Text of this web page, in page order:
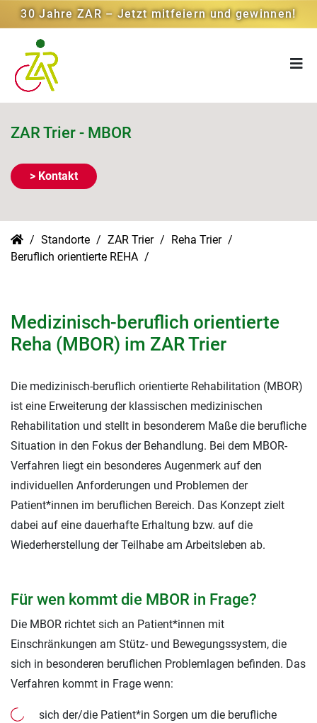
30 Jahre ZAR – Jetzt mitfeiern und gewinnen!
ZAR Trier - MBOR
> Kontakt
Standorte ZAR Trier
Reha Trier
Beruflich orientierte REHA
Medizinisch-beruflich orientierte
Reha (MBOR) im ZAR Trier
Die medizinisch-beruflich orientierte Rehabilitation (MBOR)
ist eine Erweiterung der klassischen medizinischen
Rehabilitation und stellt in besonderem Maße die berufliche
Situation in den Fokus der Behandlung. Bei dem MBOR-
Verfahren liegt ein besonderes Augenmerk auf den
individuellen Anforderungen und Problemen der
Patient*innen im beruflichen Bereich. Das Konzept zielt
dabei auf eine dauerhafte Erhaltung bzw. auf die
Wiederherstellung der Teilhabe am Arbeitsleben ab.
Für wen kommt die MBOR in Frage?
Die MBOR richtet sich an Patient*innen mit
Einschränkungen am Stütz- und Bewegungssystem, die
sich in besonderen beruflichen Problemlagen befinden. Das
Verfahren kommt in Frage wenn:
sich der/die Patient*in Sorgen um die berufliche